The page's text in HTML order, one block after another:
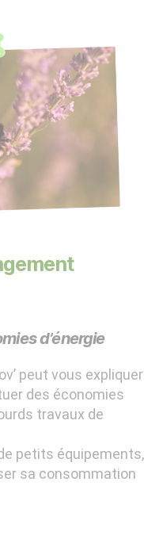
d’énergie
peut vous expliquer
des économies
travaux de
petits équipements,
sa consommation